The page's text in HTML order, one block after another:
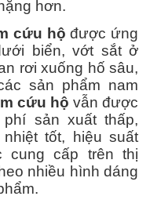
hơn.
cứu hộ được ứng
biển, vớt sắt ở
rơi xuống hố sâu,
sản phẩm nam
cứu hộ vẫn được
phí sản xuất thấp,
tốt, hiệu suất
cung cấp trên thị
nhiều hình dáng